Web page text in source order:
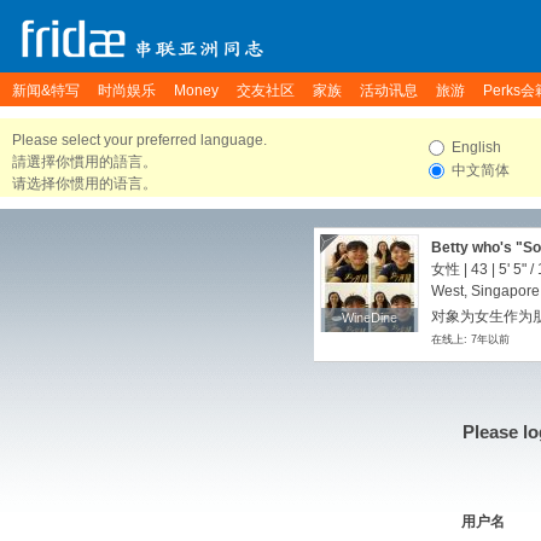
新闻&特写 时尚娱乐 Money 交友社区 家族 活动讯息 旅游 Perks会
Please select your preferred language.
請選擇你慣用的語言。
请选择你惯用的语言。
English
中文简体
WineDine
WineDine
Betty who's
女性 | 43 | 5' 5" /
West, Singapore
对象为女生作为
在线上: 7年以前
Please
用户名